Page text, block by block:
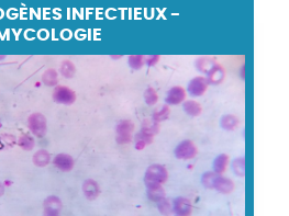
INFECTIEUX -